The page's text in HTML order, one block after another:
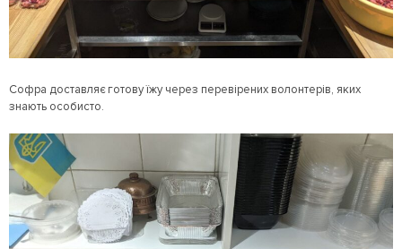
Софра доставляє готову їжу через перевірених волонтерів, яких
знають особисто.